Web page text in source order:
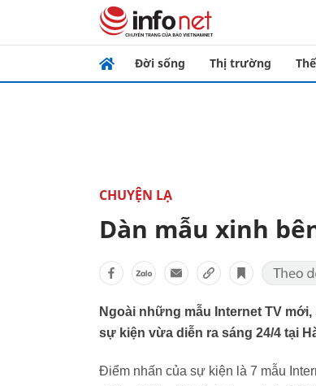
Đời sống Thị trường
CHUYỆN LẠ
Dàn mẫu xinh
Ngoài những mẫu Internet TV
sự kiện vừa diễn ra sáng 24/4 tại
Điểm nhấn của sự kiện là 7 mẫu